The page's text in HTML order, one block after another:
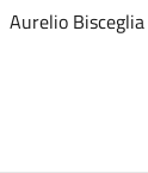
Aurelio Bisceglia